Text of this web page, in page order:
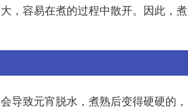
，容易在煮的过程中散开。因此，
导致元宵脱水，煮熟后变得硬硬的